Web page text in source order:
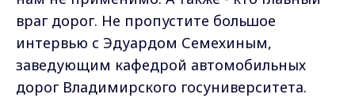
враг дорог. Не пропустите большое
интервью с Эдуардом Семехиным,
заведующим кафедрой автомобильных
дорог Владимирского госуниверситета.